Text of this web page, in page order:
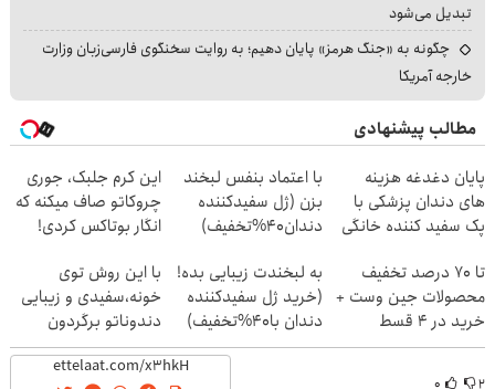
تبدیل می‌شود
چگونه به «جنگ هرمز» پایان دهیم؛ به روایت سخنگوی فارسی‌زبان وزارت
خارجه آمریکا
مطالب پیشنهادی
پایان دغدغه هزینه
های دندان پزشکی با
پک سفید کننده خانگی
با اعتماد بنفس لبخند
بزن (ژل سفیدکننده
دندان40%تخفیف)
این کرم جلبک، جوری
چروکاتو صاف میکنه که
انگار بوتاکس کردی!
تا 70 درصد تخفیف
محصولات جین وست +
خرید در 4 قسط
به لبخندت زیبایی بده!
(خرید ژل سفیدکننده
دندان با40%تخفیف)
با این روش توی
خونه،سفیدی و زیبایی
دندوناتو برگردون
(40%off)
۲ ۰